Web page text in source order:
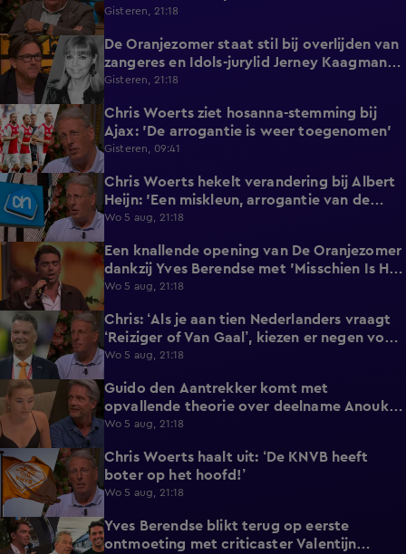
afblijft!'
Gisteren, 21:18
0:36
De Oranjezomer staat stil bij overlijden van
zangeres en Idols-jurylid Jerney Kaagman
(79)
Gisteren, 21:18
1:11
Chris Woerts ziet hosanna-stemming bij
Ajax: 'De arrogantie is weer toegenomen'
Gisteren, 09:41
2:19
Chris Woerts hekelt verandering bij Albert
Heijn: 'Een miskleun, arrogantie van de
marktleider!'
Wo 5 aug, 21:18
Een knallende opening van De Oranjezomer
dankzij Yves Berendse met 'Misschien Is Het
Tijd'!
Wo 5 aug, 21:18
0:39
Chris: ‘Als je aan tien Nederlanders vraagt
‘Reiziger of Van Gaal’, kiezen er negen voor
Louis'
Wo 5 aug, 21:18
2:45
Guido den Aantrekker komt met
opvallende theorie over deelname Anouk
aan De Bondgenoten
Wo 5 aug, 21:18
3:19
Chris Woerts haalt uit: ‘De KNVB heeft
boter op het hoofd!’
Wo 5 aug, 21:18
0:46
Yves Berendse blikt terug op eerste
ontmoeting met criticaster Valentijn